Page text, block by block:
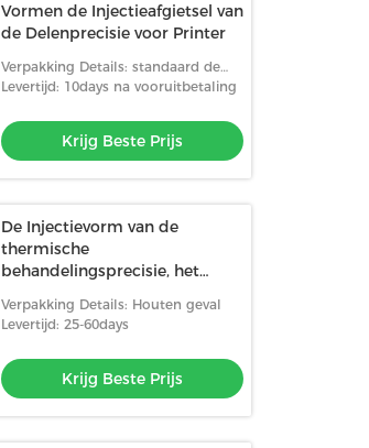
Vormen de Injectieafgietsel van
de Delenprecisie voor Printer
Verpakking Details: standaard de
uitvoerverpakking of volgens
Levertijd: 10days na vooruitbetaling
Krijg Beste Prijs
De Injectievorm van de
thermische
behandelingsprecisie, het
Maken
Verpakking Details: Houten geval
Levertijd: 25-60days
Krijg Beste Prijs